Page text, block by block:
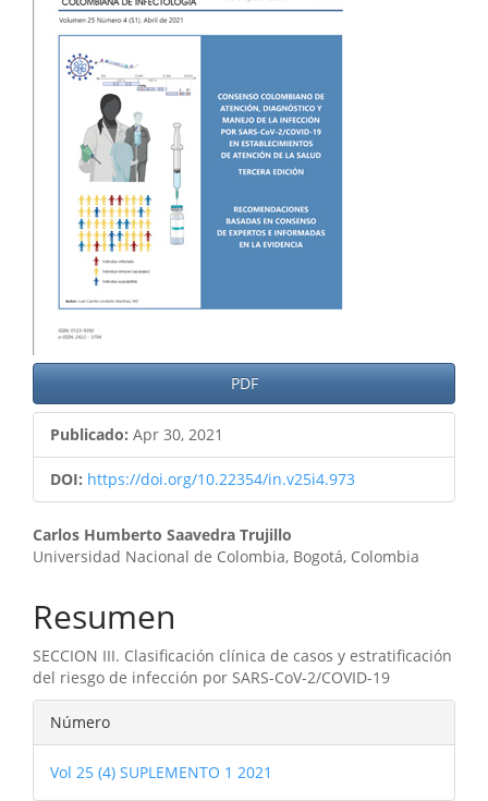
del
artículo
PDF
Publicado: Apr 30, 2021
DOI: https://doi.org/10.22354/in.v25i4.973
Contenido
principal
del
artículo
Carlos Humberto Saavedra Trujillo
Universidad Nacional de Colombia, Bogotá, Colombia
Resumen
SECCION III. Clasificación clínica de casos y estratificación
del riesgo de infección por SARS-CoV-2/COVID-19
Detalles
del
artículo
Número
Vol 25 (4) SUPLEMENTO 1 2021